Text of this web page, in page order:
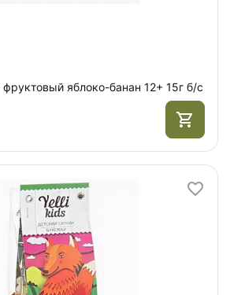
яблоко-банан 12+ 15г б/с